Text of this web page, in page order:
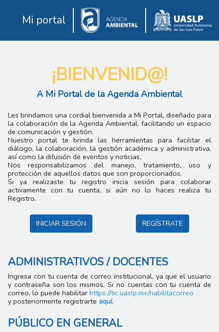
Mi portal
¡BIENVENID@!
A Mi Portal de la Agenda Ambiental
Les brindamos una cordial bienvenida a Mi Portal, diseñado para
la colaboración de la Agenda Ambiental, facilitando un espacio
de comunicación y gestión.
Nuestro portal te brinda las herramientas para facilitar el
diálogo, la colaboración, la gestión académica y administrativa,
así como la difusión de eventos y noticias,
Nos responsabilizamos del manejo, tratamiento, uso y
protección de aquellos datos que son proporcionados.
Si ya realizaste tu registro inicia sesión para colaborar
activamente con tu cuenta, si aún no lo haces realiza tu
Registro.
INICIAR SESIÓN REGÍSTRATE
ADMINISTRATIVOS / DOCENTES
Ingresa con tu cuenta de correo institucional, ya que el usuario
y contraseña son los mismos. Si no cuentas con tu cuenta de
correo, lo puede habilitar https://tic.uaslp.mx/habilitacorreo
y posteriormente registrarte aquí.
PÚBLICO EN GENERAL